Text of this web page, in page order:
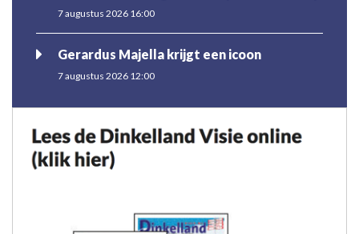
7 augustus 2026 16:00
Gerardus Majella krijgt een icoon
7 augustus 2026 12:00